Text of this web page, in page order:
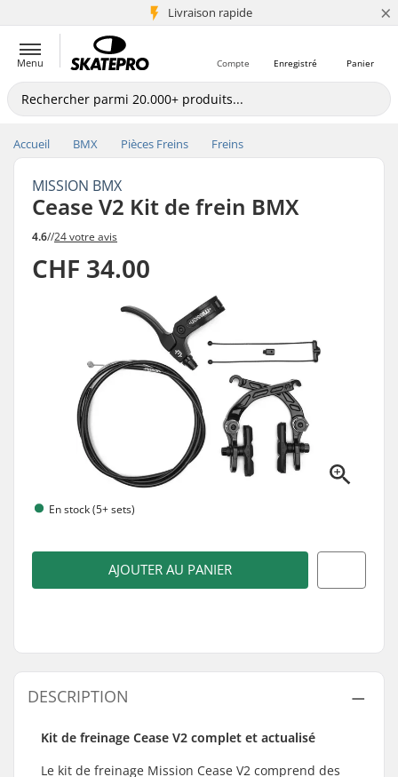
Livraison rapide
+5 mio de clients ×
Menu Panier
Enregistré
Compte
Accueil BMX Pièces Freins Freins
MISSION BMX
Cease V2 Kit de frein BMX
4.6//24 votre avis
CHF 34.00
En stock (5+ sets)
AJOUTER AU PANIER
DESCRIPTION
Kit de freinage Cease V2 complet et actualisé
Le kit de freinage Mission Cease V2 comprend des